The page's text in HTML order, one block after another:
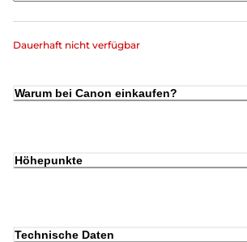
Dauerhaft nicht verfügbar
Warum bei Canon einkaufen?
Höhepunkte
Technische Daten